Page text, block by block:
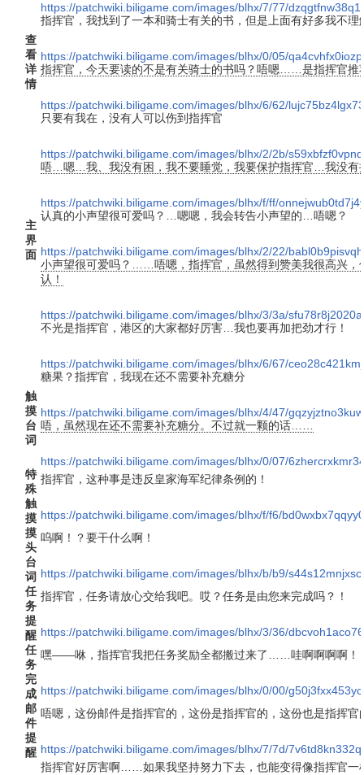
https://patchwiki.biligame.com/images/blhx/7/77/
查
看
详
情
指挥官，我找到了一本和骑士有关的书，但是上面有好多我不
https://patchwiki.biligame.com/images/blhx/0/05/
指挥官，今天要读的不是有关骑士的书吗？唔嗯……是指挥官推
https://patchwiki.biligame.com/images/blhx/6/62/
主
界
面
只要有我在，没有人可以伤到指挥官
https://patchwiki.biligame.com/images/blhx/2/2b/
唔…嗯…我、我没有困，我不要睡觉，我要保护指挥官…我没
https://patchwiki.biligame.com/images/blhx/f/ff/
认真的小声望很可爱吗？…嗯嗯，我会转告小声望的…唔嗯？
https://patchwiki.biligame.com/images/blhx/2/22/
小声望很可爱吗？……唔嗯，指挥官，虽然得到赞美我很高兴，
认！
https://patchwiki.biligame.com/images/blhx/3/3a/
不光是指挥官，港区的大家都好厉害…我也要再加把劲才行！
https://patchwiki.biligame.com/images/blhx/6/67/
触
摸
台
词
糖果？指挥官，我现在还不需要补充糖分
https://patchwiki.biligame.com/images/blhx/4/47/
唔，虽然现在还不需要补充糖分。不过就一颗的话……
https://patchwiki.biligame.com/images/blhx/0/07/
特
殊
触
摸
指挥官，这种事是违反皇家海军纪律条例的！
https://patchwiki.biligame.com/images/blhx/f/f6/
摸
头
台
词
呜啊！？要干什么啊！
https://patchwiki.biligame.com/images/blhx/b/b9/
任
务
提
醒
指挥官，任务请放心交给我吧。哎？任务是由您来完成吗？！
https://patchwiki.biligame.com/images/blhx/3/36/
任
务
完
成
嘿——咻，指挥官我把任务奖励全都搬过来了……哇啊啊啊啊！
https://patchwiki.biligame.com/images/blhx/0/00/
邮
件
提
醒
唔嗯，这份邮件是指挥官的，这份是指挥官的，这份也是指挥
https://patchwiki.biligame.com/images/blhx/7/7d/
指挥官好厉害啊……如果我坚持努力下去，也能变得像指挥官一